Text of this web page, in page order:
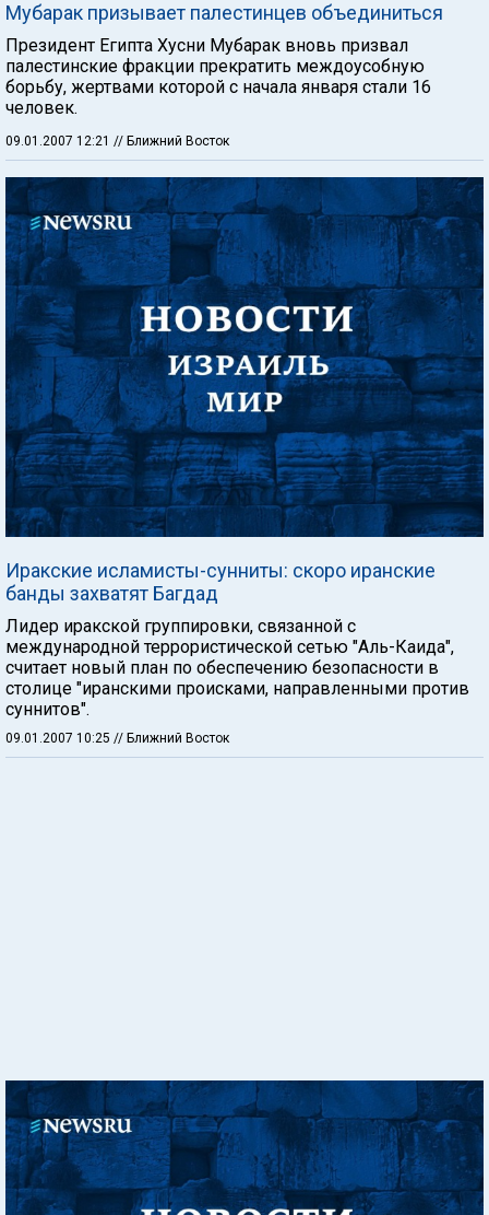
Мубарак призывает палестинцев объединиться
Президент Египта Хусни Мубарак вновь призвал
палестинские фракции прекратить междоусобную
борьбу, жертвами которой с начала января стали 16
человек.
09.01.2007 12:21 // Ближний Восток
Иракские исламисты-сунниты: скоро иранские
банды захватят Багдад
Лидер иракской группировки, связанной с
международной террористической сетью "Аль-Каида",
считает новый план по обеспечению безопасности в
столице "иранскими происками, направленными против
суннитов".
09.01.2007 10:25 // Ближний Восток